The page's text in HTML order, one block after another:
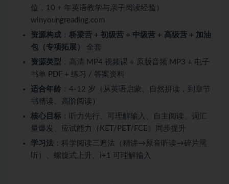
位，10 + 年英语教学与亲子阅读经验）
winyoungreading.com
资源构成 ： 桥梁营 + 初级营 + 中级营 + 高级营 + 加油
包（专项拓展）
全套
资源类型 ：高清 MP4 视频课 + 原版音频 MP3 + 电子
书单 PDF + 练习 / 答案资料
适合年龄 ：4-12 岁（从英语启蒙、自然拼读，到章节
书精读、高阶阅读）
核心目标 ：听力先行、可理解输入、自主阅读、词汇
量爆发、应试能力（KET/PET/FCE）同步提升
学习法 ：科学阅读三遍法（精讲→原音听读→碎片熏
听）、螺旋式上升、i+1 可理解输入